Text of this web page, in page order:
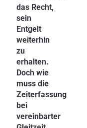
das Recht,
sein
Entgelt
weiterhin
zu
erhalten.
Doch wie
muss die
Zeiterfassung
bei
vereinbarter